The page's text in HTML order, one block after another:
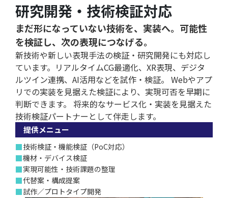
研究開発・技術検証対応
まだ形になっていない技術を、実装へ。可能性
を検証し、次の表現につなげる。
新技術や新しい表現手法の検証・研究開発にも対応し
ています。リアルタイムCG最適化、XR表現、デジタ
ルツイン連携、AI活用などを試作・検証。 Webやアプ
リでの実装を見据えた検証により、実現可否を早期に
判断できます。 将来的なサービス化・実装を見据えた
技術検証パートナーとして伴走します。
提供メニュー
■技術検証・機能検証（PoC対応）
■機材・デバイス検証
■実現可能性・技術課題の整理
■代替案・構成提案
■試作／プロトタイプ開発